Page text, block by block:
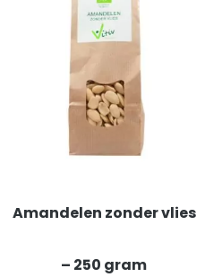
Amandelen zonder vlies
– 250 gram